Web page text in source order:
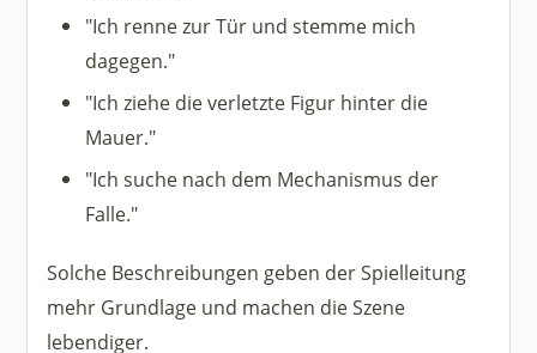
"Ich renne zur Tür und stemme mich
dagegen."
"Ich ziehe die verletzte Figur hinter die
Mauer."
"Ich suche nach dem Mechanismus der
Falle."
Solche Beschreibungen geben der Spielleitung
mehr Grundlage und machen die Szene
lebendiger.